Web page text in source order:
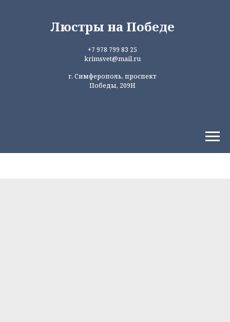
Люстры на Победе
+7 978 799 83 25
krimsvet@mail.ru
г. Симферополь, проспект
Победы, 209Н